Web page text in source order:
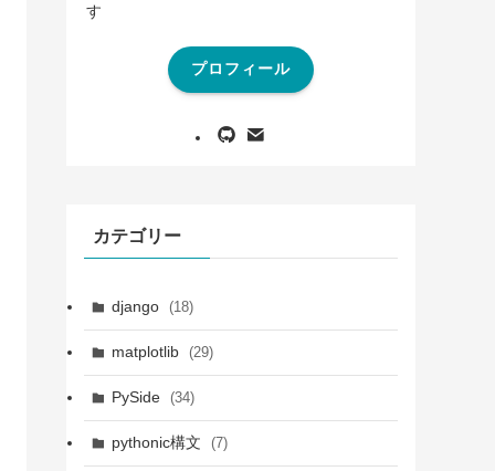
す
プロフィール
カテゴリー
django (18)
matplotlib (29)
PySide (34)
pythonic構文 (7)